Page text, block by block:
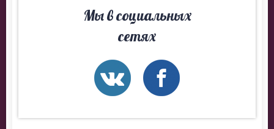
Мы в социальных
сетях